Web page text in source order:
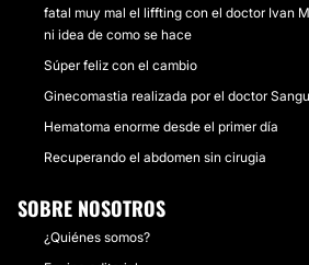
Hoy en día hay dos opciones
los pómulos. Cuando se necesita un
Cuando el aumento debe ser mayor
recurrir a los implantes tradicionales
CONTACTAR
IMPLANTES DENTALES
fatal muy mal el liffting con el doctor Ivan
ni idea de como se hace
Súper feliz con el cambio
Ginecomastia realizada por el doctor
Hematoma enorme desde el primer día
Recuperando el abdomen sin cirugia
SOBRE NOSOTROS
¿Quiénes somos?